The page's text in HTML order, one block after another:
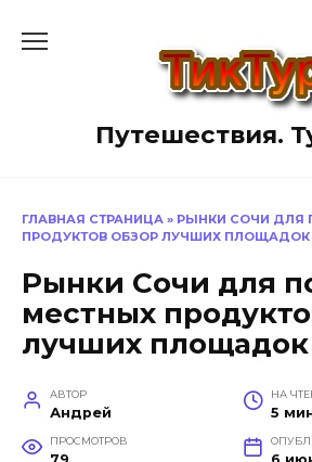
Путешествия.
ГЛАВНАЯ СТРАНИЦА » РЫНКИ СОЧИ ДЛЯ
ПРОДУКТОВ ОБЗОР ЛУЧШИХ ПЛОЩАДОК
Рынки Сочи для
местных
лучших площадок
АВТОР
Андрей
НА
5
ПРОСМОТРОВ